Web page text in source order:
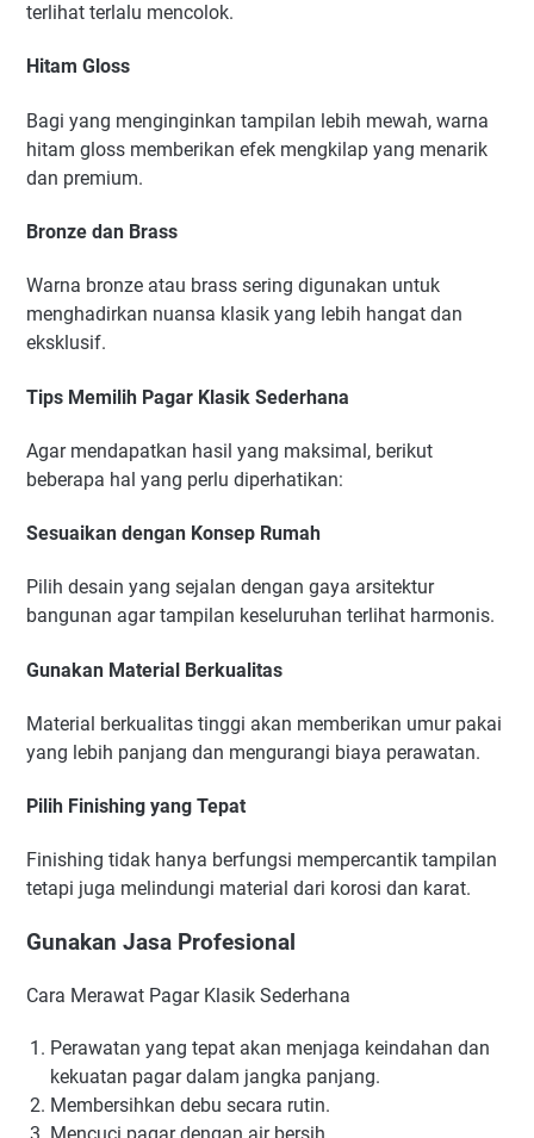
terlihat terlalu mencolok.
Hitam Gloss
Bagi yang menginginkan tampilan lebih mewah, warna
hitam gloss memberikan efek mengkilap yang menarik
dan premium.
Bronze dan Brass
Warna bronze atau brass sering digunakan untuk
menghadirkan nuansa klasik yang lebih hangat dan
eksklusif.
Tips Memilih Pagar Klasik Sederhana
Agar mendapatkan hasil yang maksimal, berikut
beberapa hal yang perlu diperhatikan:
Sesuaikan dengan Konsep Rumah
Pilih desain yang sejalan dengan gaya arsitektur
bangunan agar tampilan keseluruhan terlihat harmonis.
Gunakan Material Berkualitas
Material berkualitas tinggi akan memberikan umur pakai
yang lebih panjang dan mengurangi biaya perawatan.
Pilih Finishing yang Tepat
Finishing tidak hanya berfungsi mempercantik tampilan
tetapi juga melindungi material dari korosi dan karat.
Gunakan Jasa Profesional
Cara Merawat Pagar Klasik Sederhana
Perawatan yang tepat akan menjaga keindahan dan
kekuatan pagar dalam jangka panjang.
Membersihkan debu secara rutin.